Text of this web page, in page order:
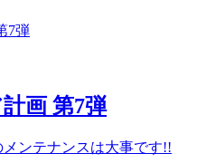
画 第7弾